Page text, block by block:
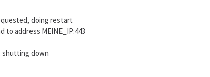
doing restart
to address MEINE_IP:443
shutting down